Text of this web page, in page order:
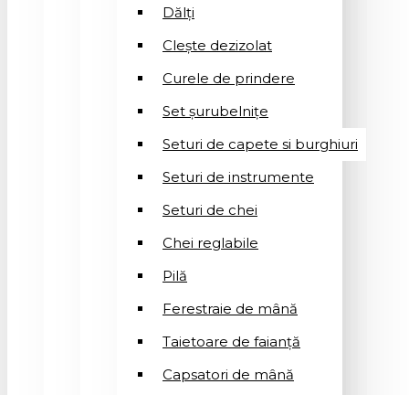
Dălți
Clește dezizolat
Curele de prindere
Set șurubelnițe
Seturi de capete si burghiuri
Seturi de instrumente
Seturi de chei
Chei reglabile
Pilă
Ferestraie de mână
Taietoare de faianță
Capsatori de mână